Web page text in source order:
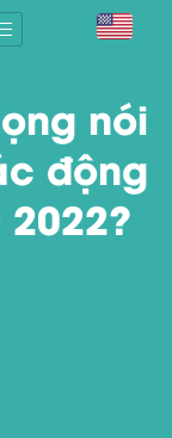
nói
động
2022?